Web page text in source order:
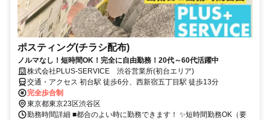
ポスティング(チラシ配布)
ノルマなし！短時間OK！完全に自由勤務！20代～60代活躍中
株式会社PLUS-SERVICE 渋谷営業所(初台エリア)
交通・アクセス 初台駅 徒歩6分、西新宿五丁目駅 徒歩13分
完全歩合制
東京都東京23区渋谷区
勤務時間詳細 ■都合のよい時に勤務できます！ ✨短時間勤務OK（要